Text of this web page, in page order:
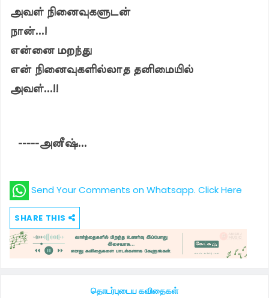
அவள் நினைவுகளுடன்
நான்...!
என்னை மறந்து
என் நினைவுகளில்லாத தனிமையில்
அவள்...!!
-----அனீஷ்...
Send Your Comments on Whatsapp. Click Here
SHARE THIS
தொடர்புடைய கவிதைகள்